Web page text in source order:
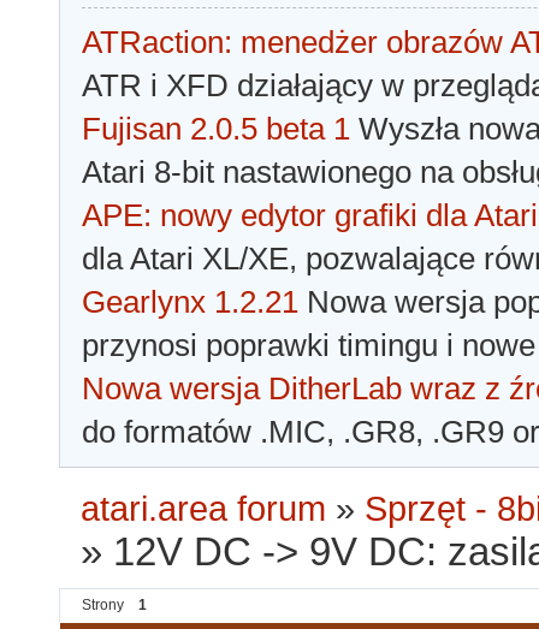
ATRaction: menedżer obrazów
ATR i XFD działający w
Fujisan 2.0.5 beta 1 Wyszła
Atari 8-bit nastawionego na
APE: nowy edytor grafiki dla Atari
dla Atari XL/XE, pozwalające
Gearlynx 1.2.21 Nowa wersja
przynosi poprawki timingu i
Nowa wersja DitherLab wraz z
do formatów .MIC, .GR8, .GR9
atari.area forum » Sprzęt -
» 12V DC -> 9V DC:
Strony 1